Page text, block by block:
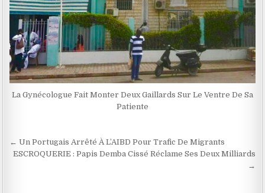
La Gynécologue Fait Monter Deux Gaillards Sur Le Ventre De Sa
Patiente
Navigation
de
← Un Portugais Arrêté À L’AIBD Pour Trafic De Migrants
ESCROQUERIE : Papis Demba Cissé Réclame Ses Deux Milliards
→